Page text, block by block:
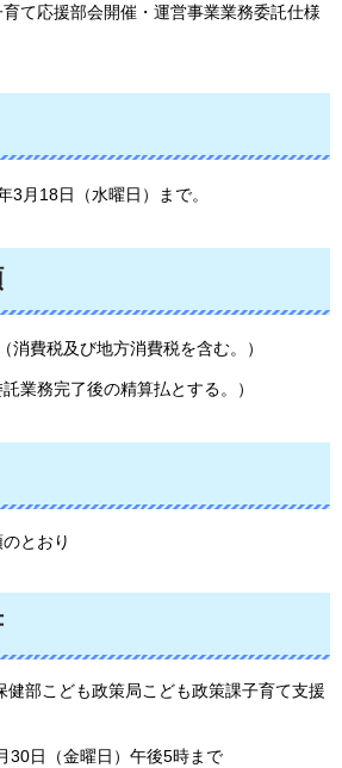
育て応援部会開催・運営事業業務委託仕様
3月18日（水曜日）まで。
消費税及び地方消費税を含む。）
業務完了後の精算払とする。）
とおり
健部こども政策局こども政策課子育て支援
30日（金曜日）午後5時まで